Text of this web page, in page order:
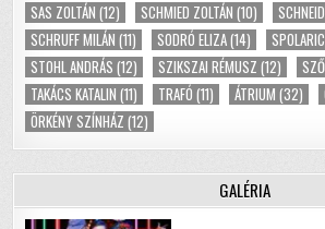
SAS ZOLTÁN (12) SCHMIED ZOLTÁN (10)
SCHRUFF MILÁN (11) SODRÓ ELIZA(14)
STOHL ANDRÁS (12) SZIKSZAI RÉMUSZ (12)
TAKÁCS KATALIN (11) TRAFÓ (11) ÁTRIUM (32)
ÖRKÉNY SZÍNHÁZ (12)
GALÉRIA